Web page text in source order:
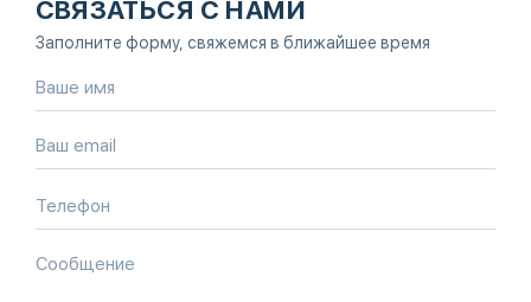
СВЯЗАТЬСЯ С НАМИ
Заполните форму, свяжемся в ближайшее время